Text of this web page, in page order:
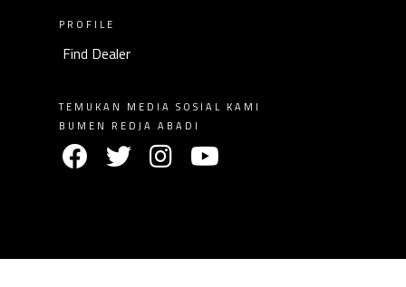
PROFILE
Find Dealer
TEMUKAN MEDIA SOSIAL KAMI
BUMEN REDJA ABADI